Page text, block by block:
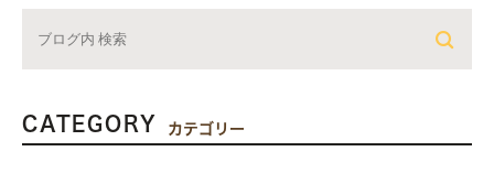
CATEGORY カテゴリー